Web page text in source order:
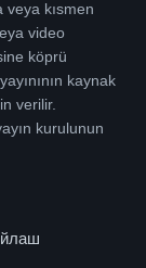
veya kısmen
video
köprü
kaynak
verilir.
kurulunun